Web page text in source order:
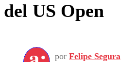
del US Open
por Felipe Segura